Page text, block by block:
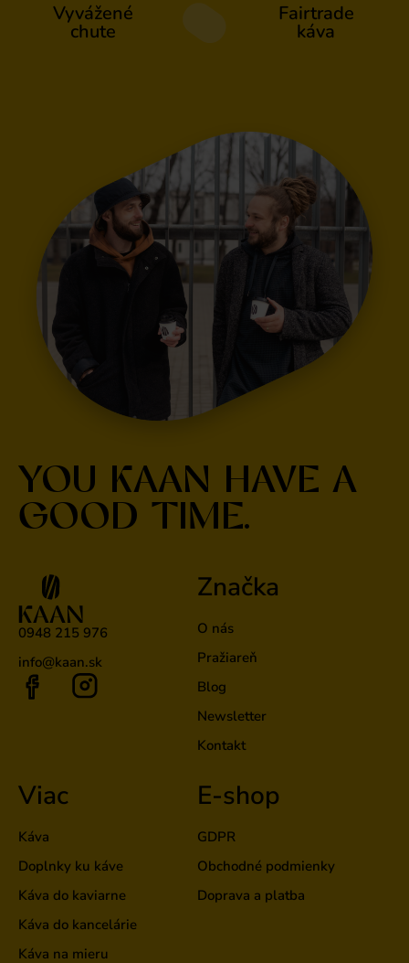
Vyvážené
chute
Fairtrade
káva
YOU KAAN HAVE A
GOOD TIME.
0948 215 976
info@kaan.sk
Značka
O nás
Pražiareň
Blog
Newsletter
Kontakt
Viac
Káva
Doplnky ku káve
Káva do kaviarne
Káva do kancelárie
Káva na mieru
E-shop
GDPR
Obchodné podmienky
Doprava a platba